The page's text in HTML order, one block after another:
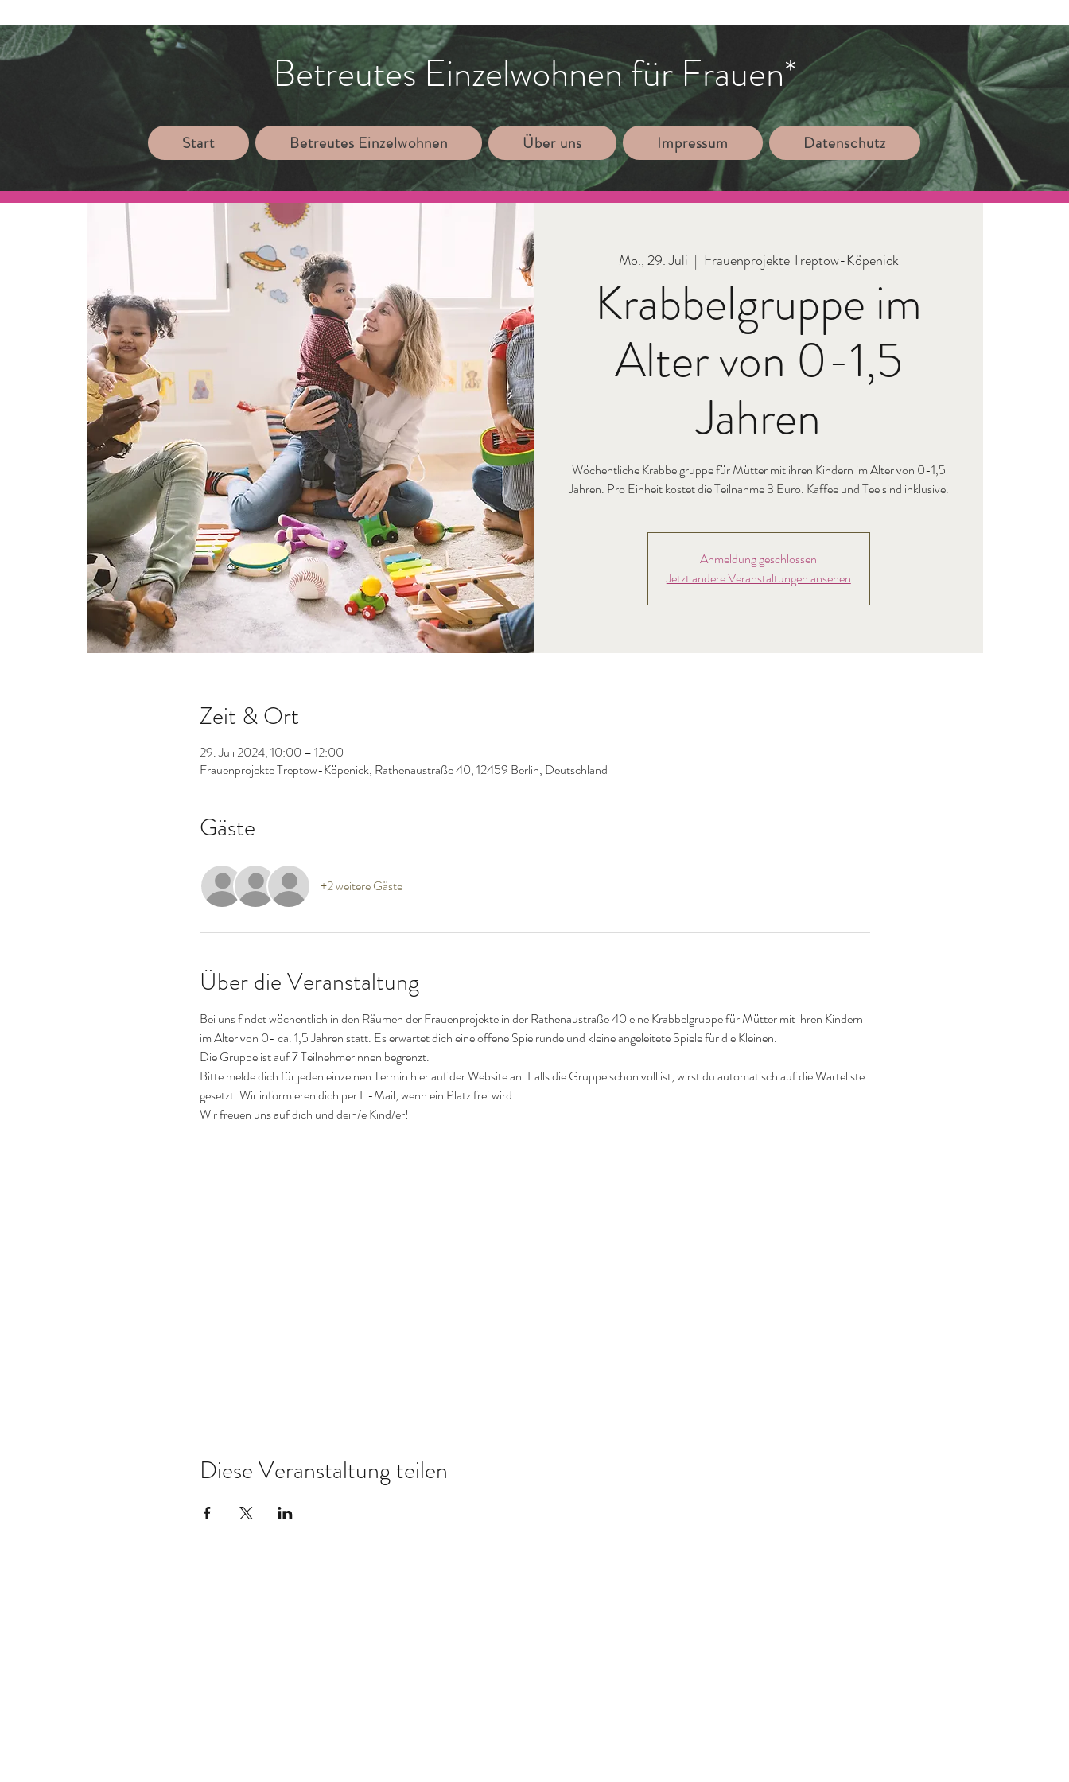
Betreutes Einzelwohnen für Frauen*
Start Betreutes Einzelwohnen Über uns Impressum Datenschutz
Mo., 29. Juli
  |
Frauenprojekte Treptow-Köpenick
Krabbelgruppe im
Alter von 0-1,5
Jahren
Wöchentliche Krabbelgruppe für Mütter mit ihren Kindern im Alter von 0-1,5
Jahren. Pro Einheit kostet die Teilnahme 3 Euro. Kaffee und Tee sind inklusive.
Anmeldung geschlossen
Jetzt andere Veranstaltungen ansehen
Zeit & Ort
29. Juli 2024, 10:00 – 12:00
Frauenprojekte Treptow-Köpenick, Rathenaustraße 40, 12459 Berlin, Deutschland
Gäste
+2 weitere Gäste
Über die Veranstaltung
Bei uns findet wöchentlich in den Räumen der Frauenprojekte in der Rathenaustraße 40 eine Krabbelgruppe für Mütter mit ihren Kindern
im Alter von 0- ca. 1,5 Jahren statt. Es erwartet dich eine offene Spielrunde und kleine angeleitete Spiele für die Kleinen.
Die Gruppe ist auf 7 Teilnehmerinnen begrenzt.
Bitte melde dich für jeden einzelnen Termin hier auf der Website an. Falls die Gruppe schon voll ist, wirst du automatisch auf die Warteliste
gesetzt. Wir informieren dich per E-Mail, wenn ein Platz frei wird.
Wir freuen uns auf dich und dein/e Kind/er!
Diese Veranstaltung teilen